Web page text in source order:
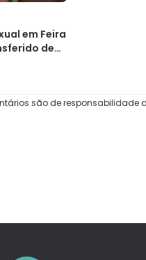
em Feira
de
são de responsabilidade